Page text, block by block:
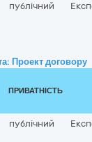
публічний
Проект договору
ПРИВАТНІСТЬ
публічний